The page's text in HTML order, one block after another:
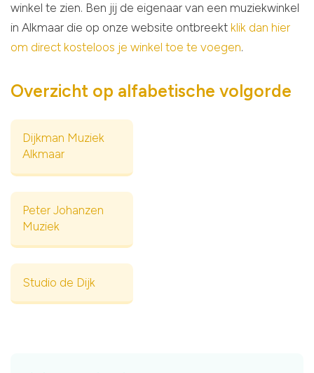
winkel te zien. Ben jij de eigenaar van een muziekwinkel
in Alkmaar die op onze website ontbreekt klik dan hier
om direct kosteloos je winkel toe te voegen.
Overzicht op alfabetische volgorde
Dijkman Muziek
Alkmaar
Peter Johanzen
Muziek
Studio de Dijk